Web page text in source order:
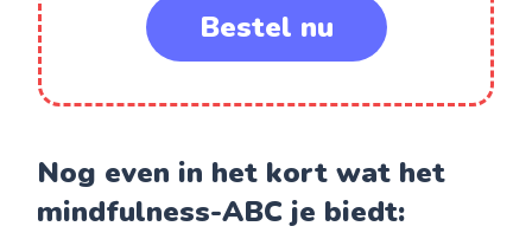
Bestel nu
Nog even in het kort wat het
mindfulness-ABC je biedt: